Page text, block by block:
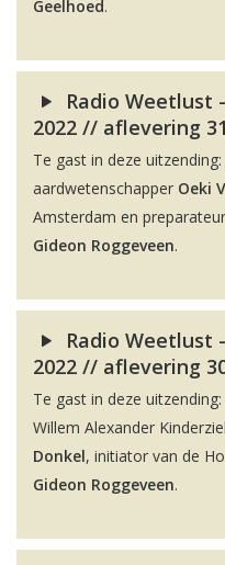
Geelhoed.
Radio Weetlust
2022 // aflevering
Te gast in deze
aardwetenschapper Oeki
Amsterdam en
Gideon Roggeveen.
Radio Weetlust
2022 // aflevering
Te gast in deze
Willem Alexander
Donkel, initiator van de
Gideon Roggeveen.